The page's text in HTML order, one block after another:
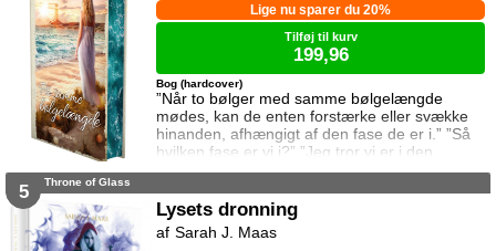
”Når to bølger med samme bølgelængde
mødes, kan de enten forstærke eller svække
hinanden, afhængigt af den fase de er i.” ”Så
hvilken fase er vi i?” ”Jeg tror vi er i den
samme fase.” To ting er vigtige for Elina da
sætte sin afdøde fars hus til salg. Salget skal
gå hurtigt, og hendes ophold skal være kort.
Elina har ikke besøgt byen siden hendes far
Bog (hardcover)
Lige nu sparer du 20%
Tilføj til kurv
199,96
5 Throne of Glass
Lysets dronning
Sarah J. Maas